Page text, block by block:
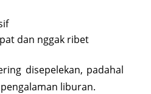
dan nggak ribet
disepelekan, padahal
liburan.